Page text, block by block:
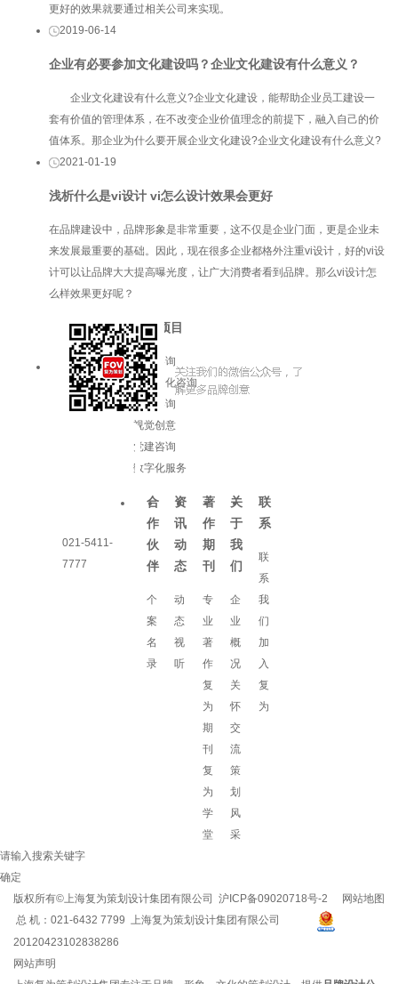
更好的效果就要通过相关公司来实现。
2019-06-14
企业有必要参加文化建设吗？企业文化建设有什么意义？
企业文化建设有什么意义?企业文化建设，能帮助企业员工建设一
套有价值的管理体系，在不改变企业价值理念的前提下，融入自己的价
值体系。那企业为什么要开展企业文化建设?企业文化建设有什么意义?
2021-01-19
浅析什么是vi设计 vi怎么设计效果会更好
在品牌建设中，品牌形象是非常重要，这不仅是企业门面，更是企业未
来发展最重要的基础。因此，现在很多企业都格外注重vi设计，好的vi设
计可以让品牌大大提高曝光度，让广大消费者看到品牌。那么vi设计怎
么样效果更好呢？
021-5411-
7777
服务项目
品牌咨询
企业文化咨询
增长咨询
视觉创意
党建咨询
数字化服务
合
作
伙
伴
个
案
名
录
资
讯
动
态
动
态
视
听
著
作
期
刊
专
业
著
作
复
为
期
刊
复
为
学
堂
关
于
我
们
企
业
概
况
关
怀
交
流
策
划
风
采
联
系
联
系
我
们
加
入
复
为
请输入搜索关键字
确定
网站地图
版权所有©上海复为策划设计集团有限公司 沪ICP备09020718号-2
总 机：021-6432 7799 上海复为策划设计集团有限公司
20120423102838286
网站声明